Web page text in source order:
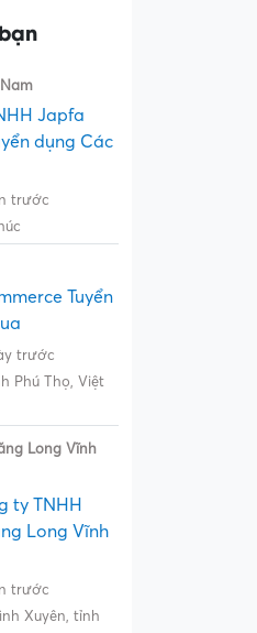
Japfa
dụng Các
trước
Tuyển
trước
Phú Thọ, Việt
Long Vĩnh
ty TNHH
Long Vĩnh
trước
Xuyên, tỉnh